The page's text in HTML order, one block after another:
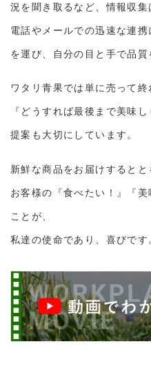
お問
況を聞き取るなど、情報収集
電話やメールでの迅速な連
を運び、自分の目と手で品質
ワタリ青果では単に売って終
『どうすれば最後まで美味
提案も大切にしています。
新鮮な商品をお届けするとと
お客様の『食べたい！』『
ことが、
私達の使命であり、喜びです